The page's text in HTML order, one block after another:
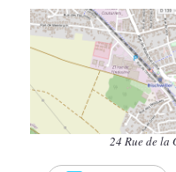
24 Rue de la